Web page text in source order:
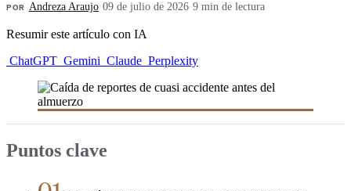
POR Andreza Araujo·09 de julio de 2026·9 min de lectura
Resumir este artículo con IA
ChatGPT Gemini Claude Perplexity
Puntos clave